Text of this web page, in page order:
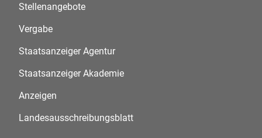
Stellenangebote
Vergabe
Staatsanzeiger Agentur
Staatsanzeiger Akademie
Anzeigen
Landesausschreibungsblatt